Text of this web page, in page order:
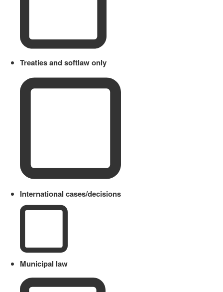
Treaties and softlaw only
International cases/decisions
Municipal law